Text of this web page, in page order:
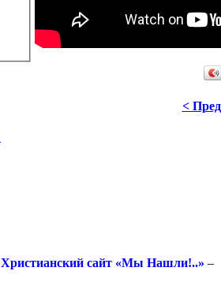
<
Христианский сайт «Мы Нашли!..» –